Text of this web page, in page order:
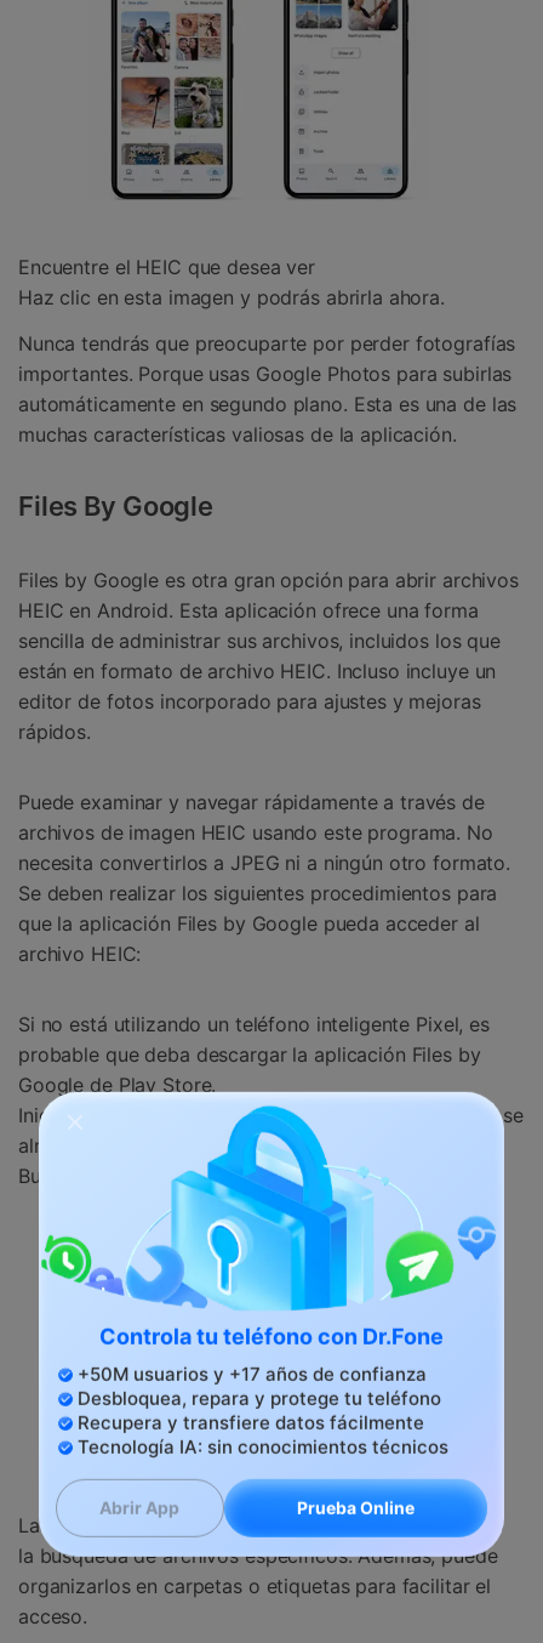
Encuentre el HEIC que desea ver
Haz clic en esta imagen y podrás abrirla ahora.
Nunca tendrás que preocuparte por perder fotografías
importantes. Porque usas Google Photos para subirlas
automáticamente en segundo plano. Esta es una de las
muchas características valiosas de la aplicación.
Files By Google
Files by Google es otra gran opción para abrir archivos
HEIC en Android. Esta aplicación ofrece una forma
sencilla de administrar sus archivos, incluidos los que
están en formato de archivo HEIC. Incluso incluye un
editor de fotos incorporado para ajustes y mejoras
rápidos.
Puede examinar y navegar rápidamente a través de
archivos de imagen HEIC usando este programa. No
necesita convertirlos a JPEG ni a ningún otro formato.
Se deben realizar los siguientes procedimientos para
que la aplicación Files by Google pueda acceder al
archivo HEIC:
Si no está utilizando un teléfono inteligente Pixel, es
probable que deba descargar la aplicación Files by
Google de Play Store.
Inicie la aplicación, luego vaya al directorio en el que se
almacenó el archivo (Descargas, en este caso).
Busque el archivo y haga clic en él para abrirlo.
La aplicación tiene muchas funciones potentes, como
la búsqueda de archivos específicos. Además, puede
organizarlos en carpetas o etiquetas para facilitar el
acceso.
Controla tu teléfono con Dr.Fone
+50M usuarios y +17 años de confianza
Desbloquea, repara y protege tu teléfono
Recupera y transfiere datos fácilmente
Tecnología IA: sin conocimientos técnicos
Abrir App Prueba Online